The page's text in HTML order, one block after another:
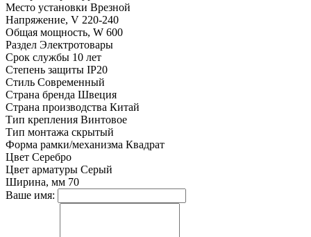
Место установки Врезной
Напряжение, V 220-240
Общая мощность, W 600
Раздел Электротовары
Срок службы 10 лет
Степень защиты IP20
Стиль Современный
Страна бренда Швеция
Страна производства Китай
Тип крепления Винтовое
Тип монтажа скрытый
Форма рамки/механизма Квадрат
Цвет Серебро
Цвет арматуры Серый
Ширина, мм 70
Ваше имя: